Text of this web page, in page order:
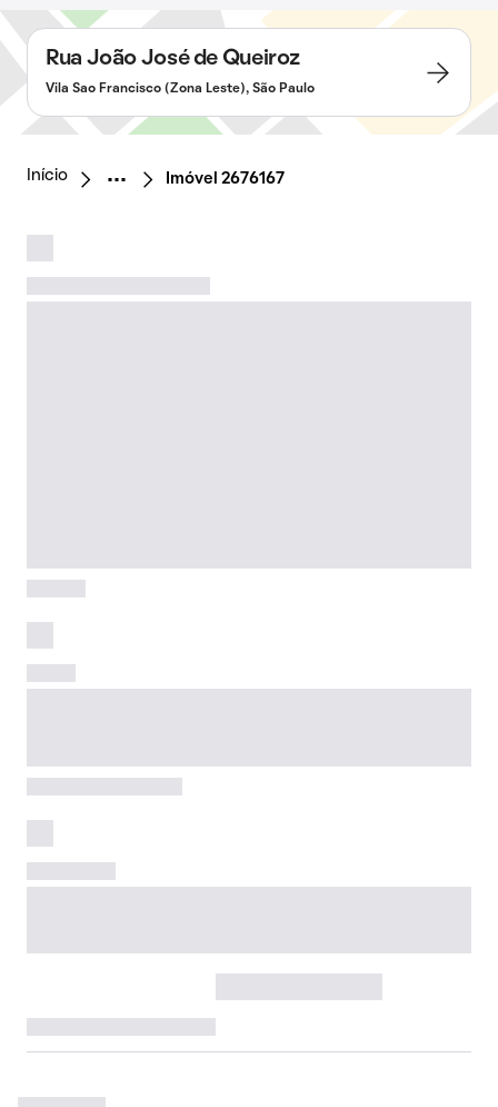
Rua João José de Queiroz
Vila Sao Francisco (Zona Leste), São Paulo
Início Imóvel 2676167